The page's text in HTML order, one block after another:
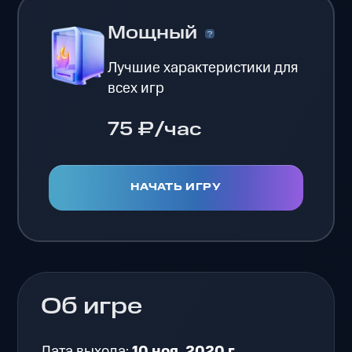
Мощный
Лучшие характеристики для
всех игр
75 ₽/час
НАЧАТЬ ИГРУ
Об игре